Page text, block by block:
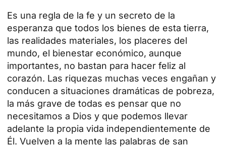
Es una regla de la fe y un secreto de la
esperanza que todos los bienes de esta tierra,
las realidades materiales, los placeres del
mundo, el bienestar económico, aunque
importantes, no bastan para hacer feliz al
corazón. Las riquezas muchas veces engañan y
conducen a situaciones dramáticas de pobreza,
la más grave de todas es pensar que no
necesitamos a Dios y que podemos llevar
adelante la propia vida independientemente de
Él. Vuelven a la mente las palabras de san